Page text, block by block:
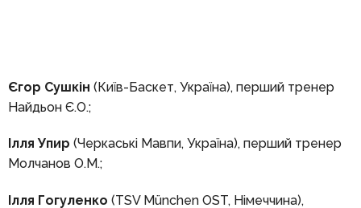
Єгор Сушкін (Київ-Баскет, Україна), перший тренер
Найдьон Є.О.;
Ілля Упир (Черкаські Мавпи, Україна), перший тренер
Молчанов О.М.;
Ілля Гогуленко (TSV München OST, Німеччина),